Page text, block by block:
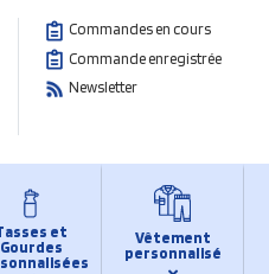
Commandes en cours
Commande enregistrée
Newsletter
et
Gourdes
Vêtement
personnalisé